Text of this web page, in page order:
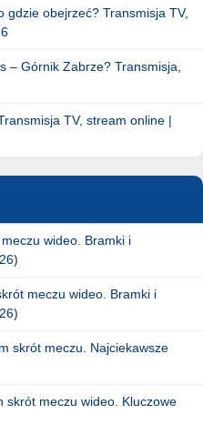
gdzie obejrzeć? Transmisja TV,
– Górnik Zabrze? Transmisja,
TV, stream online |
wideo. Bramki i
meczu wideo. Bramki i
skrót meczu. Najciekawsze
skrót meczu wideo. Kluczowe